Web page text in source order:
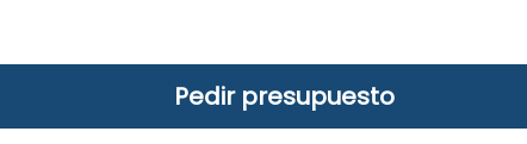
Pedir presupuesto